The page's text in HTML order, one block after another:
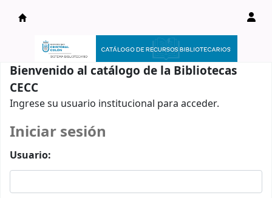
Catálogo en línea
Bienvenido al catálogo de la Bibliotecas
CECC
Ingrese su usuario institucional para acceder.
Iniciar sesión
Usuario: